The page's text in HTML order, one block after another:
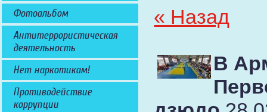
Фотоальбом
Антитеррористическая
деятельность
Нет наркотикам!
Противодействие
коррупции
« Назад
В